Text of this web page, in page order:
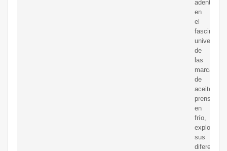
en
el
fascinante
universo
de
las
marcas
de
aceite
prensado
en
frío,
explorando
sus